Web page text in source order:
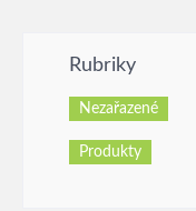
Rubriky
Nezařazené
Produkty